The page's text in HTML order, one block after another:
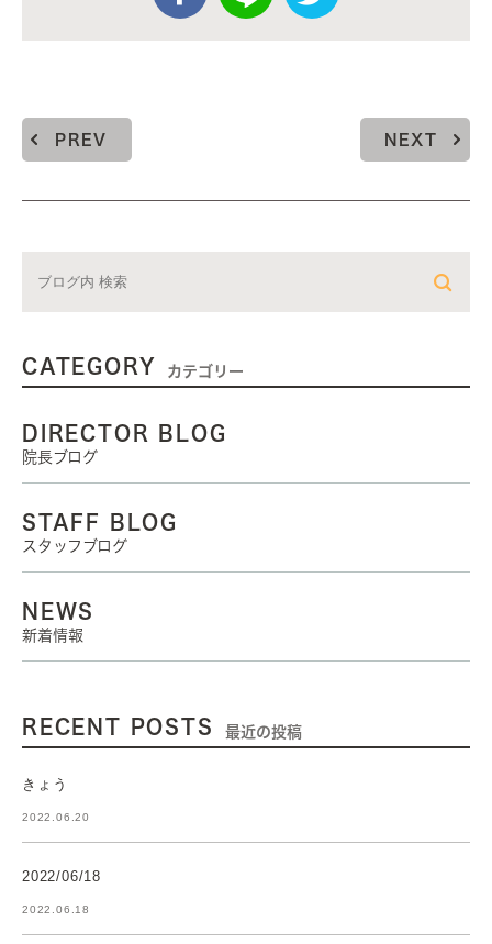
PREV NEXT
CATEGORY カテゴリー
DIRECTOR BLOG
院長ブログ
STAFF BLOG
スタッフブログ
NEWS
新着情報
RECENT POSTS 最近の投稿
きょう
2022.06.20
2022/06/18
2022.06.18